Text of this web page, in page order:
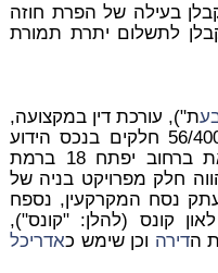
בעילה של הפרת חוזה
לתשלום יתרת תמורת
ת"), עורכת דין במקצועה,
המהווה 56/400 חלקים בנכס הידוע
כחלקה 430 בגוש 6418, הנמצאת ברחוב יפתח 18 ברמת
חלק מפרויקט בניה של
נסח המקרקעין, נספח
הדירה וכן שימש כאדריכל